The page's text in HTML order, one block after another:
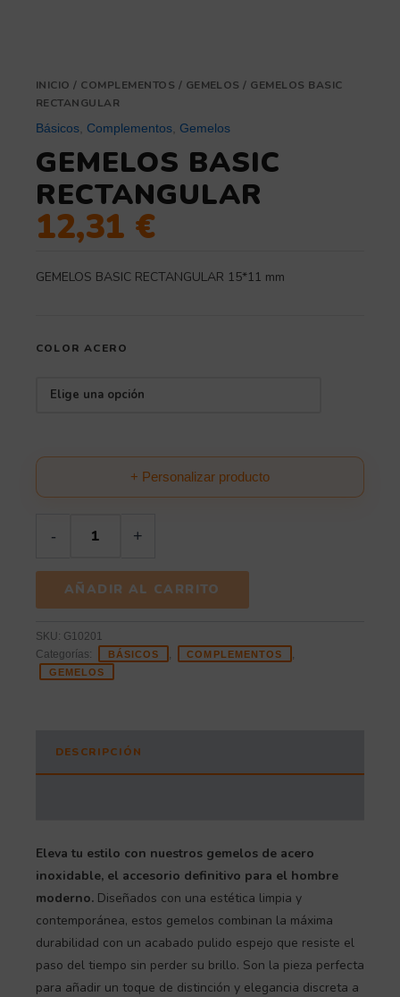
INICIO / COMPLEMENTOS / GEMELOS / GEMELOS BASIC
RECTANGULAR
Básicos, Complementos, Gemelos
GEMELOS BASIC
RECTANGULAR
12,31 €
GEMELOS BASIC RECTANGULAR 15*11 mm
COLOR ACERO
+ Personalizar producto
- +
AÑADIR AL CARRITO
SKU: G10201
Categorías:
BÁSICOS , COMPLEMENTOS ,
GEMELOS
DESCRIPCIÓN
Eleva tu estilo con nuestros gemelos de acero
inoxidable, el accesorio definitivo para el hombre
moderno. Diseñados con una estética limpia y
contemporánea, estos gemelos combinan la máxima
durabilidad con un acabado pulido espejo que resiste el
paso del tiempo sin perder su brillo. Son la pieza perfecta
para añadir un toque de distinción y elegancia discreta a